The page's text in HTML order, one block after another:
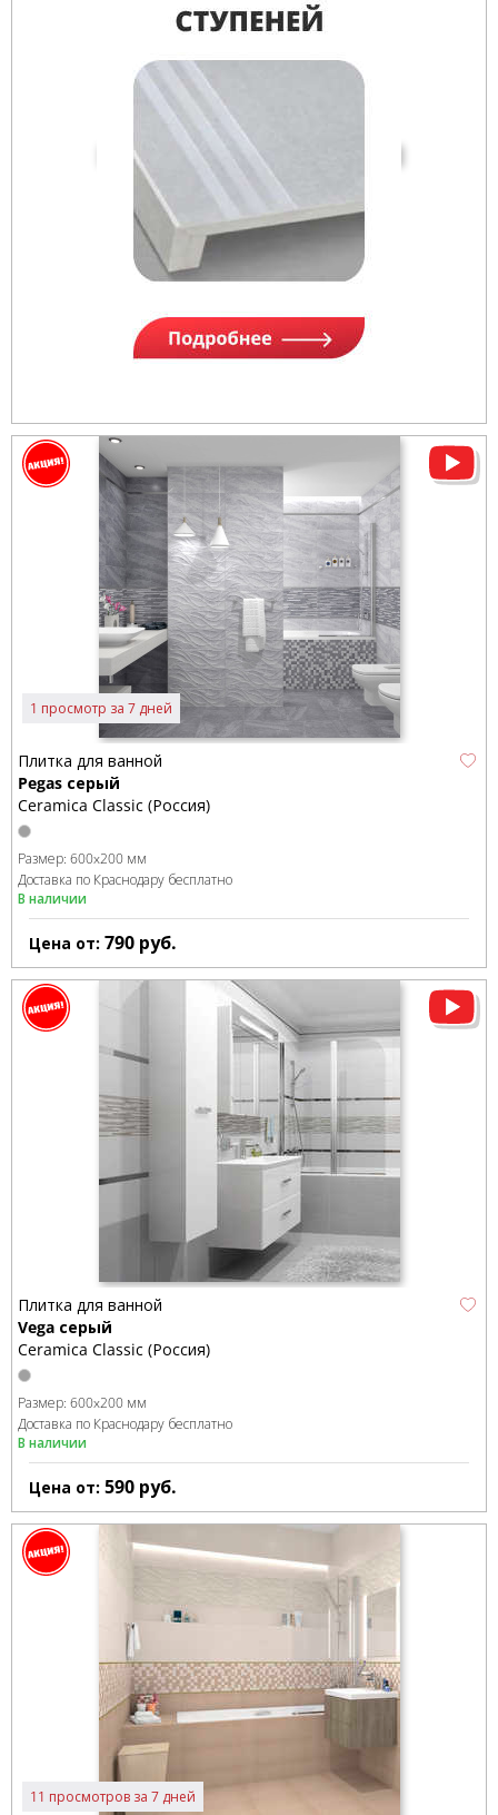
1 просмотр за 7 дней
Плитка для ванной
Pegas серый
Ceramica Classic (Россия)
Размер: 600x200 мм
Доставка по Краснодару бесплатно
В наличии
Цена от: 790 руб.
Плитка для ванной
Vega серый
Ceramica Classic (Россия)
Размер: 600x200 мм
Доставка по Краснодару бесплатно
В наличии
Цена от: 590 руб.
11 просмотров за 7 дней